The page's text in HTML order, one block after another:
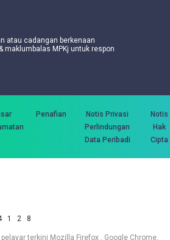
atau cadangan berkenaan
maklumbalas MPKj untuk respon
Penafian
Notis Privasi
Perlindungan
Data Peribadi
Notis
Hak
Cipta
1 2 8
terkini Mozilla Firefox , Google Chrome,